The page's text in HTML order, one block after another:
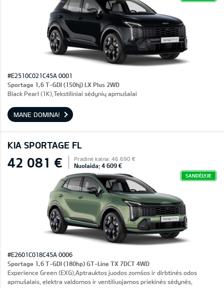
#E2510C021C45A 0001
Sportage 1,6 T-GDI (150hj) LX Plus 2WD
Black Pearl (1K),Tekstiliniai sėdynių apmušalai
MANE DOMINA!
KIA SPORTAGE FL
42 081 € Pradinė kaina: 46 690 €
Nuolaida: 4 609 €
SANDĖLYJE
#E2601C018C45A 0006
Sportage 1,6 T-GDI (180hp) GT-Line TX 7DCT 4WD
Experience Green (EXG),Aptrauktos juodos zomšos ir dirbtinės odos
apmušalais, elektra valdomos ir ventiliuojamos priekinės sėdynės,